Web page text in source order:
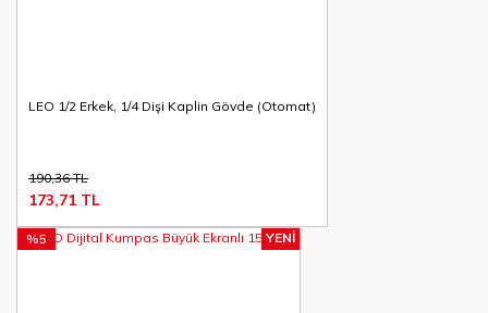
LEO 1/2 Erkek, 1/4 Dişi Kaplin Gövde (Otomat)
190,36 TL
173,71 TL
YENİ
%5